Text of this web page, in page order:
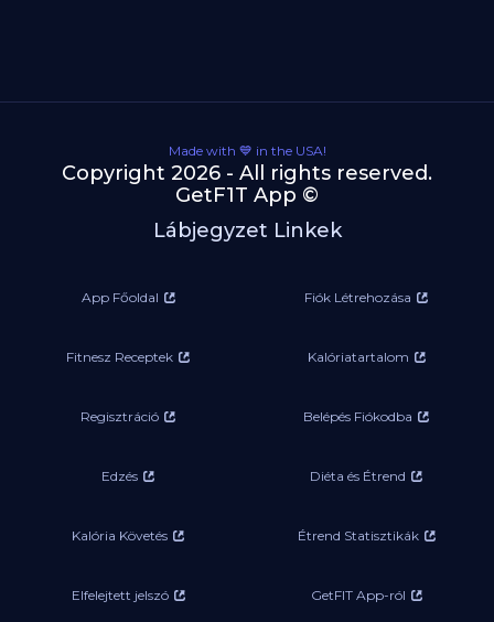
Made with 💙 in the USA!
Copyright 2026 - All rights reserved.
GetF1T App ©
Lábjegyzet Linkek
App Főoldal Fiók Létrehozása
Fitnesz Receptek Kalóriatartalom
Regisztráció Belépés Fiókodba
Edzés Diéta és Étrend
Kalória Követés Étrend Statisztikák
Elfelejtett jelszó GetFIT App-ról